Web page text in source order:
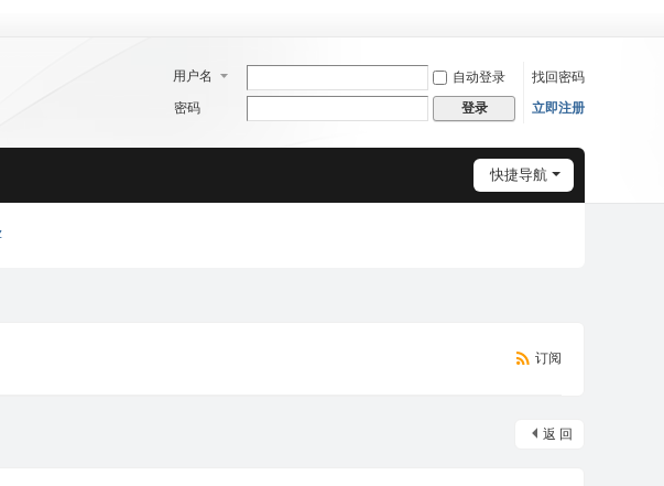
用户名 自动登录
找回密码
密码
登录 立即注册
快捷导航
订阅
返 回